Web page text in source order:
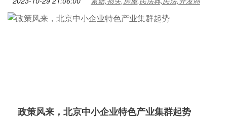
政策风来，北京中小企业特色产业集群起势